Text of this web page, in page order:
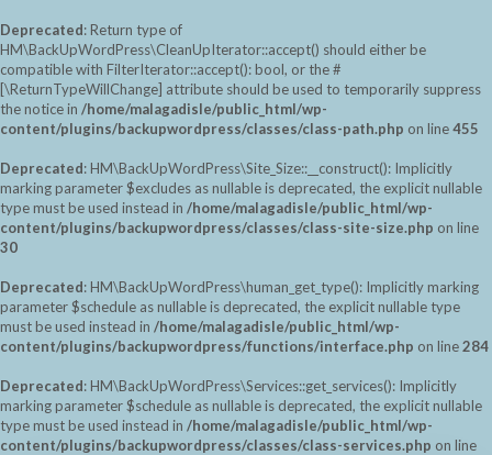
Deprecated: Return type of
HM\BackUpWordPress\CleanUpIterator::accept() should either be
compatible with FilterIterator::accept(): bool, or the #
[\ReturnTypeWillChange] attribute should be used to temporarily suppress
the notice in /home/malagadisle/public_html/wp-
content/plugins/backupwordpress/classes/class-path.php on line455
Deprecated: HM\BackUpWordPress\Site_Size::__construct(): Implicitly
marking parameter $excludes as nullable is deprecated, the explicit nullable
type must be used instead in /home/malagadisle/public_html/wp-
content/plugins/backupwordpress/classes/class-site-size.php on line
30
Deprecated: HM\BackUpWordPress\human_get_type(): Implicitly marking
parameter $schedule as nullable is deprecated, the explicit nullable type
must be used instead in /home/malagadisle/public_html/wp-
content/plugins/backupwordpress/functions/interface.php on line284
Deprecated: HM\BackUpWordPress\Services::get_services(): Implicitly
marking parameter $schedule as nullable is deprecated, the explicit nullable
type must be used instead in /home/malagadisle/public_html/wp-
content/plugins/backupwordpress/classes/class-services.php on line